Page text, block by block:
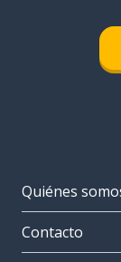
Quiénes
Contacto